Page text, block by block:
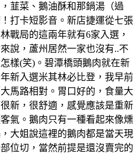
韮菜、鵝油酥和那鍋湯（過
打卡短影音。新店捷運從七張
戰局的這兩年就有6家入選，
說，蘆州居然一家也沒有..不
樣(笑)。碧潭橋頭鵝肉就在新
新入選米其林必比登，我早前
馬路相對。胃口好的，食量大
新，很舒適，感覺應該是重新
氣。鵝肉只有一種看起來像燻
大姐說這裡的鵝肉都是當天現
位切，當然前提是還沒賣完的